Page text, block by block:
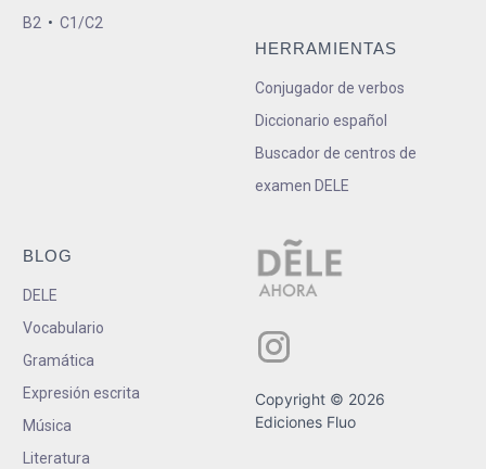
B2 • C1/C2
HERRAMIENTAS
Conjugador de verbos
Diccionario español
Buscador de centros de
examen DELE
BLOG
DELE
Vocabulario
Gramática
Expresión escrita
Música
Literatura
Copyright © 2026
Ediciones Fluo